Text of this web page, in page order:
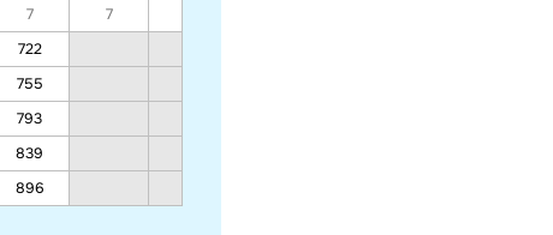
7 7
722
755
793
839
896